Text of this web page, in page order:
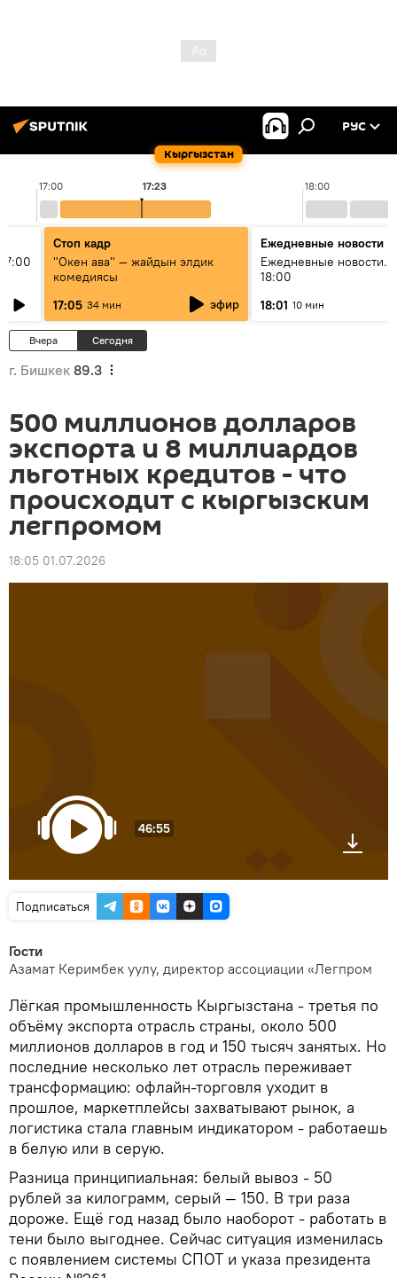
Кыргызстан
РУС
17:00 18:00
17:23
Стоп кадр
"Окен ава" — жайдын элдик
комедиясы
17:05 34 мин эфир
Ежедневные новости
Ежедневные новости.
18:00
18:01 10 мин
Вчера Сегодня
г. Бишкек 89.3
500 миллионов долларов
экспорта и 8 миллиардов
льготных кредитов - что
происходит с кыргызским
легпромом
18:05 01.07.2026
46:55
Подписаться
Гости
Азамат Керимбек уулу, директор ассоциации «Легпром
Лёгкая промышленность Кыргызстана - третья по
объёму экспорта отрасль страны, около 500
миллионов долларов в год и 150 тысяч занятых. Но
последние несколько лет отрасль переживает
трансформацию: офлайн-торговля уходит в
прошлое, маркетплейсы захватывают рынок, а
логистика стала главным индикатором - работаешь
в белую или в серую.
Разница принципиальная: белый вывоз - 50
рублей за килограмм, серый — 150. В три раза
дороже. Ещё год назад было наоборот - работать в
тени было выгоднее. Сейчас ситуация изменилась
с появлением системы СПОТ и указа президента